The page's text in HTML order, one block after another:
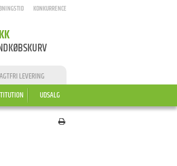
KONKURRENCE
LEVERING
UDSALG